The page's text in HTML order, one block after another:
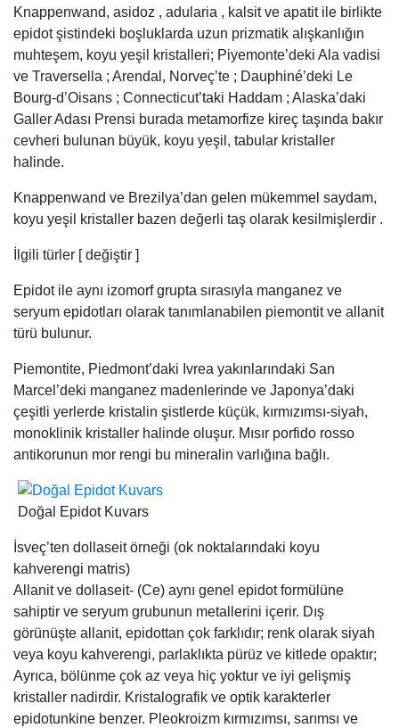
Knappenwand, asidoz , adularia , kalsit ve apatit ile birlikte
epidot şistindeki boşluklarda uzun prizmatik alışkanlığın
muhteşem, koyu yeşil kristalleri; Piyemonte’deki Ala vadisi
ve Traversella ; Arendal, Norveç’te ; Dauphiné’deki Le
Bourg-d’Oisans ; Connecticut’taki Haddam ; Alaska’daki
Galler Adası Prensi burada metamorfize kireç taşında bakır
cevheri bulunan büyük, koyu yeşil, tabular kristaller
halinde.
Knappenwand ve Brezilya’dan gelen mükemmel saydam,
koyu yeşil kristaller bazen değerli taş olarak kesilmişlerdir .
İlgili türler [ değiştir ]
Epidot ile aynı izomorf grupta sırasıyla manganez ve
seryum epidotları olarak tanımlanabilen piemontit ve allanit
türü bulunur.
Piemontite, Piedmont’daki Ivrea yakınlarındaki San
Marcel’deki manganez madenlerinde ve Japonya’daki
çeşitli yerlerde kristalin şistlerde küçük, kırmızımsı-siyah,
monoklinik kristaller halinde oluşur. Mısır porfido rosso
antikorunun mor rengi bu mineralin varlığına bağlı.
Doğal Epidot Kuvars
İsveç’ten dollaseit örneği (ok noktalarındaki koyu
kahverengi matris)
Allanit ve dollaseit- (Ce) aynı genel epidot formülüne
sahiptir ve seryum grubunun metallerini içerir. Dış
görünüşte allanit, epidottan çok farklıdır; renk olarak siyah
veya koyu kahverengi, parlaklıkta pürüz ve kitlede opaktır;
Ayrıca, bölünme çok az veya hiç yoktur ve iyi gelişmiş
kristaller nadirdir. Kristalografik ve optik karakterler
epidotunkine benzer. Pleokroizm kırmızımsı, sarımsı ve